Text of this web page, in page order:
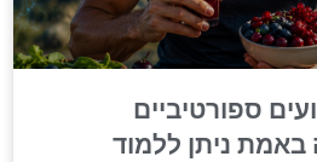
ספורטיביים
ניתן ללמוד